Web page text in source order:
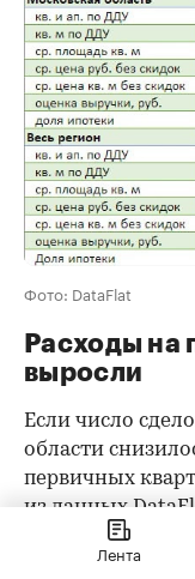
Фото: DataFlat
Расходы на
выросли
Если число
области
первичных
из данных
произошел в
Лента